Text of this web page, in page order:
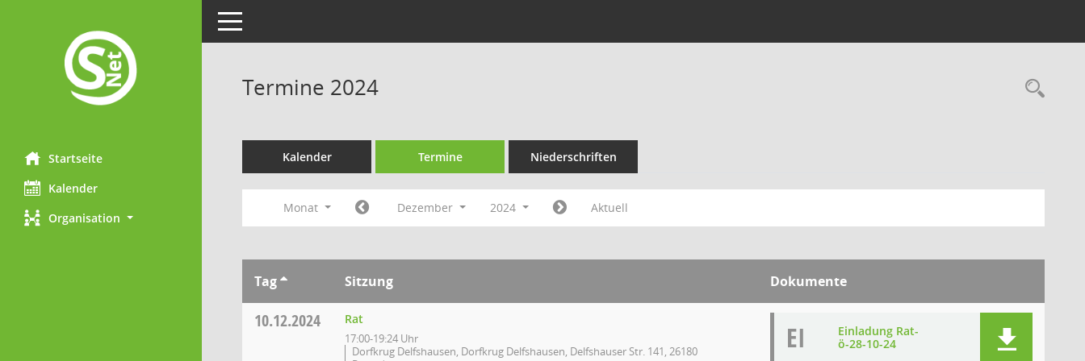
Startseite
Kalender
Organisation
Toggle navigation
Termine 2024
Kalender Termine Niederschriften
Monat Dezember 2024 Aktuell
Tag Sitzung Dokumente
10.12.2024 Rat
17:00-19:24 Uhr
Dorfkrug Delfshausen, Dorfkrug Delfshausen, Delfshauser Str. 141, 26180
EI
Einladung Rat-
ö-28-10-24